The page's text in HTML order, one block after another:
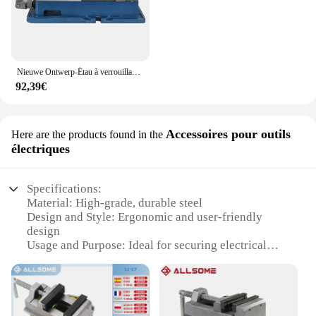
Nieuwe Ontwerp-Étau à verrouillage précis, 6 pouces, banc de machine Frezen Boren, étau Klemmen Pride
92,39€
Here are the products found in the Accessoires pour outils
électriques
Specifications:
Material: High-grade, durable steel
Design and Style: Ergonomic and user-friendly
design
Usage and Purpose: Ideal for securing electrical
Performance and Property: Strong and reliable
clamping force
Shape or Size or Weight or Quantity: Compact and